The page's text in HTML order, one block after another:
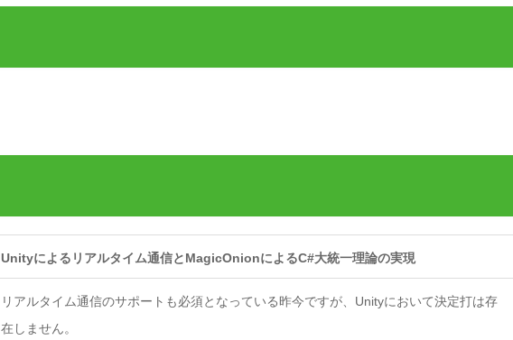
Unityによるリアルタイム通信とMagicOnionによるC#大統一理論の実現
リアルタイム通信のサポートも必須となっている昨今ですが、Unityにおいて決定打は存
在しません。